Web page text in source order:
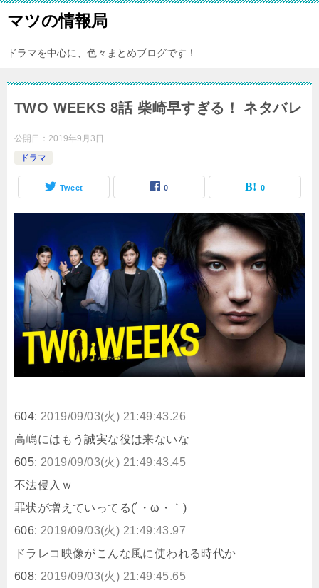
マツの情報局
ドラマを中心に、色々まとめブログです！
TWO WEEKS 8話 柴崎早すぎる！ ネタバレ
公開日： 2019年9月3日
ドラマ
Tweet 0 0
604: 2019/09/03(火) 21:49:43.26
高嶋にはもう誠実な役は来ないな
605: 2019/09/03(火) 21:49:43.45
不法侵入ｗ
罪状が増えていってる(´・ω・｀)
606: 2019/09/03(火) 21:49:43.97
ドラレコ映像がこんな風に使われる時代か
608: 2019/09/03(火) 21:49:45.65